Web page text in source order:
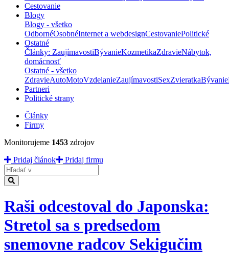
Cestovanie
Blogy
Blogy - všetko
OdbornéOsobnéInternet a webdesignCestovaniePolitické
Ostatné
Články: ZaujímavostiBývanieKozmetikaZdravieNábytok,
domácnosť
Ostatné - všetko
ZdravieAutoMotoVzdelanieZaujímavostiSexZvieratkaBývanie
Partneri
Politické strany
Články
Firmy
Monitorujeme 1453 zdrojov
Pridaj článok
Pridaj firmu
Hladať
Raši odcestoval do Japonska:
Stretol sa s predsedom
snemovne radcov Sekigučim